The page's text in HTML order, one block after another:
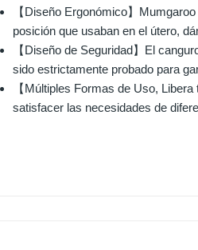
【Diseño Ergonómico】
posición que usaban en el útero,
【Diseño de Seguridad】El
sido estrictamente probado para
【Múltiples Formas de Uso,
satisfacer las necesidades de